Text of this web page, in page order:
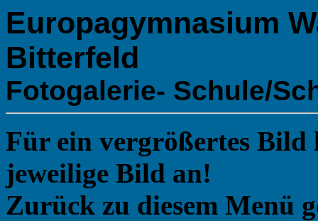
Europagymnasium
Bitterfeld
Fotogalerie- Schule/
Für ein vergrößertes Bild
jeweilige Bild an!
Zurück zu diesem Menü